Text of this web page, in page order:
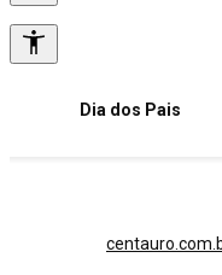
Dia dos Pais